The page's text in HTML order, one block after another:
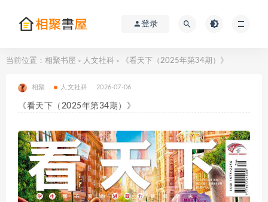
登录
当前位置： 相聚书屋 > 人文社科 > 《看天下（2025年第34期）》
相聚 人文社科 2026-07-06
《看天下（2025年第34期）》